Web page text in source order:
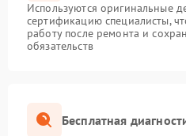
Используются оригинальные
сертификацию специалисты,
работу после ремонта и
обязательств
Бесплатная